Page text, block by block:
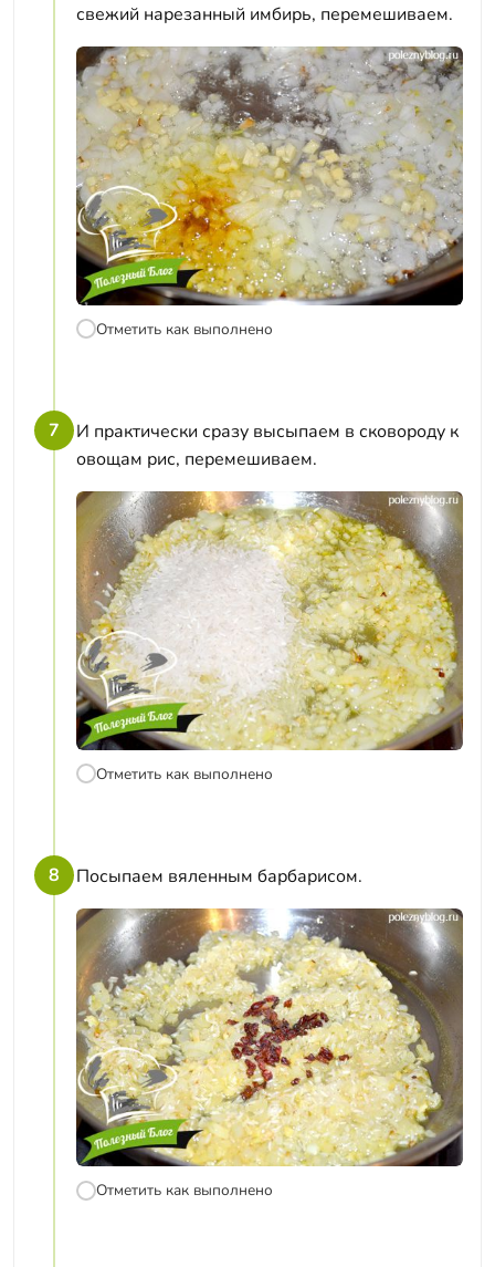
свежий нарезанный имбирь, перемешиваем.
Отметить как выполнено
7
И практически сразу высыпаем в сковороду к
овощам рис, перемешиваем.
Отметить как выполнено
8 Посыпаем вяленным барбарисом.
Отметить как выполнено